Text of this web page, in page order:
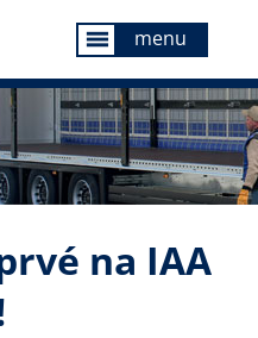
menu menu
na IAA